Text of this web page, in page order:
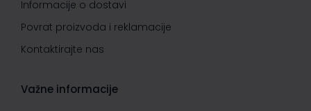
Informacije o dostavi
Povrat proizvoda i reklamacije
Kontaktirajte nas
Važne informacije